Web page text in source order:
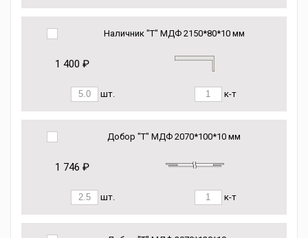
Наличник "Т" МДФ 2150*80*10 мм
1 400 ₽
шт. к-т
Добор "Т" МДФ 2070*100*10 мм
1 746 ₽
шт. к-т